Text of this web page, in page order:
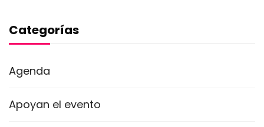
Categorías
Agenda
Apoyan el evento